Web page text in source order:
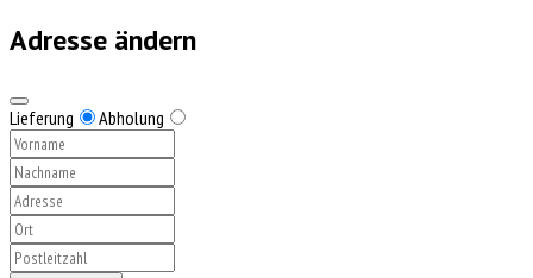
Adresse ändern
Lieferung Abholung